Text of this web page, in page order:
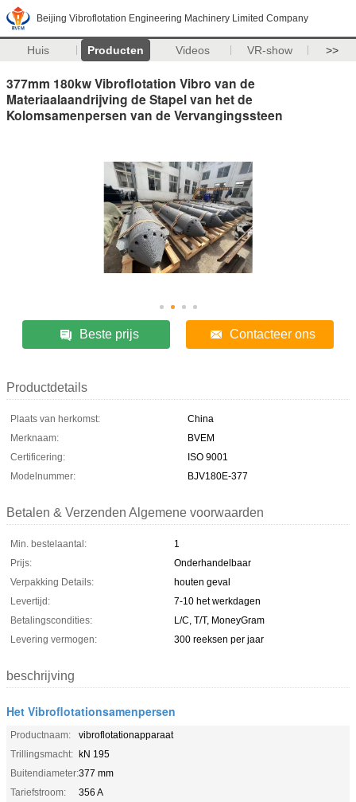
Beijing Vibroflotation Engineering Machinery Limited Company
Huis Producten Videos VR-show >>
377mm 180kw Vibroflotation Vibro van de
Materiaalaandrijving de Stapel van het de
Kolomsamenpersen van de Vervangingssteen
Beste prijs Contacteer ons
Productdetails
Plaats van herkomst:
China
Merknaam:
BVEM
Certificering:
ISO 9001
Modelnummer:
BJV180E-377
Betalen & Verzenden Algemene voorwaarden
Min. bestelaantal:
1
Prijs:
Onderhandelbaar
Verpakking Details:
houten geval
Levertijd:
7-10 het werkdagen
Betalingscondities:
L/C, T/T, MoneyGram
Levering vermogen:
300 reeksen per jaar
beschrijving
Het Vibroflotationsamenpersen
Productnaam:
vibroflotationapparaat
Trillingsmacht: kN 195
Buitendiameter:377 mm
Tariefstroom:
356 A